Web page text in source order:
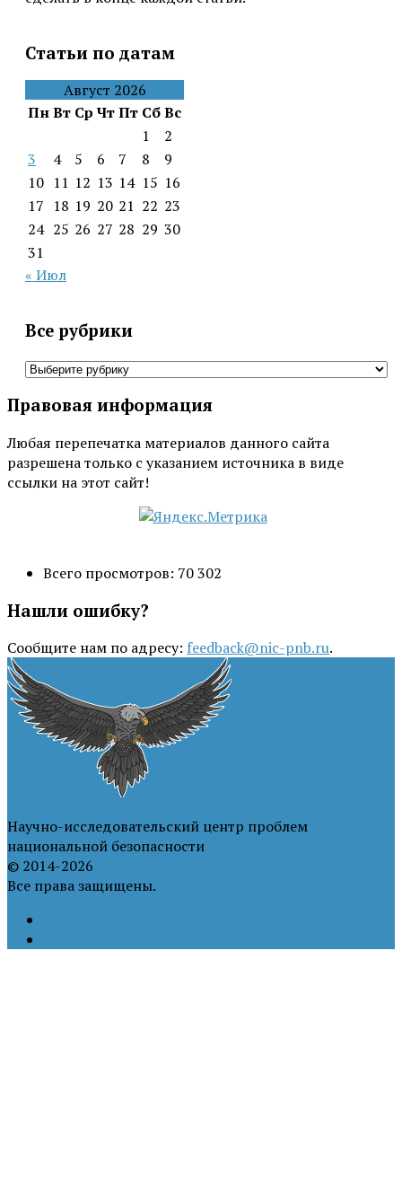
Статьи по датам
Август 2026
ПнВт Ср ЧтПт СбВс
1
2
3
4 5 6 7 8
9
10 11 12 13 14 15 16
17 18 19 20 21 22 23
24 25 26 27 28 29 30
31
« Июл
Все рубрики
Все
Правовая информация
Любая перепечатка материалов данного сайта
разрешена только с указанием источника в виде
ссылки на этот сайт!
Всего просмотров: 70 302
Нашли ошибку?
Сообщите нам по адресу: feedback@nic-pnb.ru.
Научно-исследовательский центр проблем
национальной безопасности
© 2014-2026
Все права защищены.